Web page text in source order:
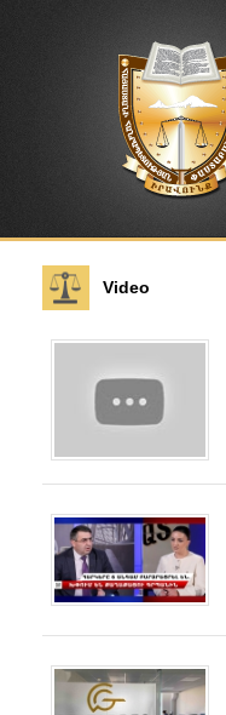
Video